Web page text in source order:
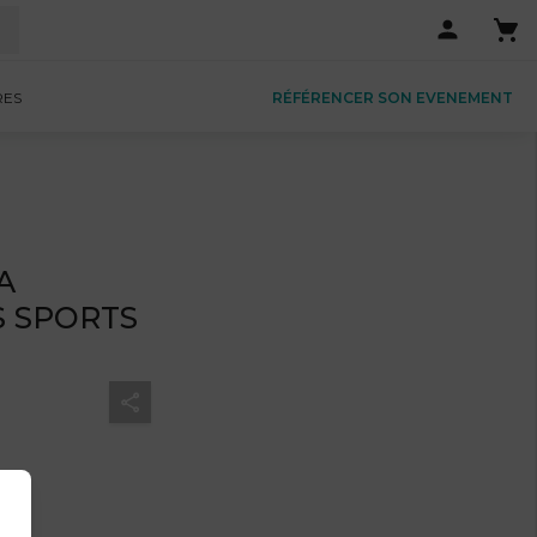
RÉFÉRENCER SON EVENEMENT